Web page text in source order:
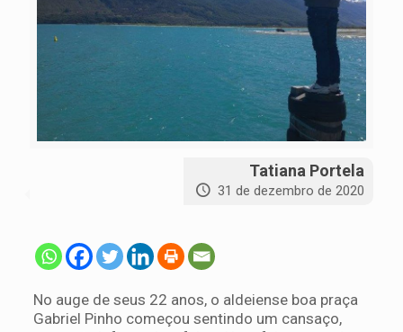
Tatiana Portela
31 de dezembro de 2020
No auge de seus 22 anos, o aldeiense boa praça
Gabriel Pinho começou sentindo um cansaço,